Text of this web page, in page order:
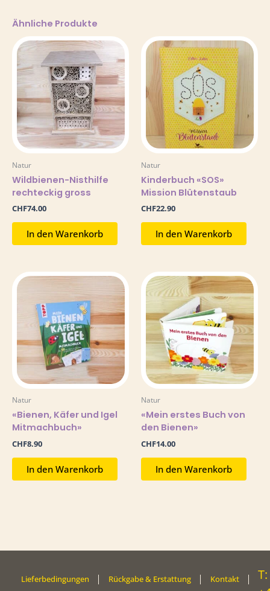
Ähnliche Produkte
Natur
Wildbienen-Nisthilfe
rechteckig gross
CHF74.00
In den Warenkorb
Natur
Kinderbuch «SOS»
Mission Blütenstaub
CHF22.90
In den Warenkorb
Natur
«Bienen, Käfer und Igel
Mitmachbuch»
CHF8.90
In den Warenkorb
Natur
«Mein erstes Buch von
den Bienen»
CHF14.00
In den Warenkorb
Lieferbedingungen Rückgabe & Erstattung Kontakt
T: